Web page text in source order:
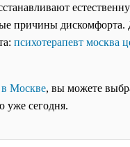
причины дискомфорта.
психотерапевт москва
в Москве, вы можете
уже сегодня.